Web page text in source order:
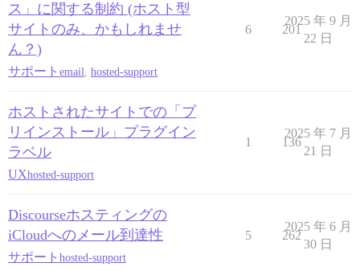
ス」に関する制約 (ホスト型
サイトのみ、かもしれませ
ん？)
サポート email hosted-support
6 201
2025 年 9 月
22 日
ホストされたサイトでの「プ
リインストール」プラグイン
ラベル
UXhosted-support
1 136
2025 年 7 月
21 日
Discourseホスティングの
iCloudへのメール到達性
サポート hosted-support
5 262
2025 年 6 月
30 日